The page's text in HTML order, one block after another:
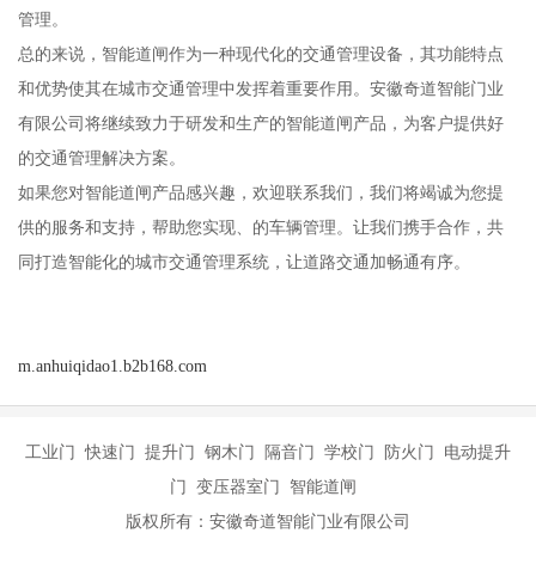
管理。
总的来说，智能道闸作为一种现代化的交通管理设备，其功能特点
和优势使其在城市交通管理中发挥着重要作用。安徽奇道智能门业
有限公司将继续致力于研发和生产的智能道闸产品，为客户提供好
的交通管理解决方案。
如果您对智能道闸产品感兴趣，欢迎联系我们，我们将竭诚为您提
供的服务和支持，帮助您实现、的车辆管理。让我们携手合作，共
同打造智能化的城市交通管理系统，让道路交通加畅通有序。
m.anhuiqidao1.b2b168.com
工业门 快速门 提升门 钢木门 隔音门 学校门 防火门 电动提升
门 变压器室门 智能道闸
版权所有：安徽奇道智能门业有限公司